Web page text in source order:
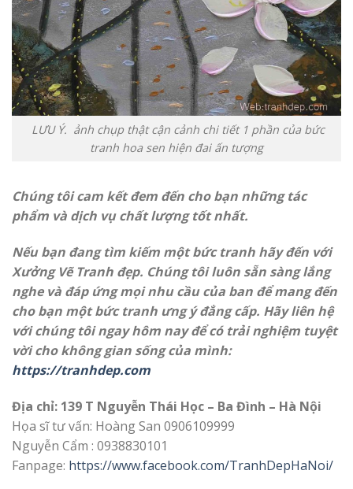
LƯU Ý. ảnh chụp thật cận cảnh chi tiết 1 phần của bức
tranh hoa sen hiện đai ấn tượng
Chúng tôi cam kết đem đến cho bạn những tác
phẩm và dịch vụ chất lượng tốt nhất.
Nếu bạn đang tìm kiếm một bức tranh hãy đến với
Xưởng Vẽ Tranh đẹp. Chúng tôi luôn sẵn sàng lắng
nghe và đáp ứng mọi nhu cầu của ban để mang đến
cho bạn một bức tranh ưng ý đẳng cấp. Hãy liên hệ
với chúng tôi ngay hôm nay để có trải nghiệm tuyệt
vời cho không gian sống của mình:
https://tranhdep.com
Địa chỉ: 139 T Nguyễn Thái Học – Ba Đình – Hà Nội
Họa sĩ tư vấn: Hoàng San 0906109999
Nguyễn Cẩm : 0938830101
Fanpage: https://www.facebook.com/TranhDepHaNoi/